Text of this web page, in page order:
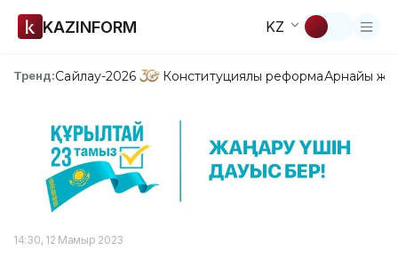
KAZINFORM KZ
Тренд:Сайлау-2026 Конституциялық реформаАрнайы
14:30, 12 Мамыр 2023